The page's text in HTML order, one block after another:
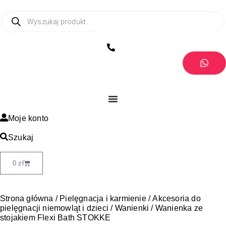
Moje konto
Szukaj
0zł
Strona główna / Pielęgnacja i karmienie/Akcesoria do
pielęgnacji niemowląt i dzieci / Wanienki / Wanienka ze
stojakiem Flexi Bath STOKKE